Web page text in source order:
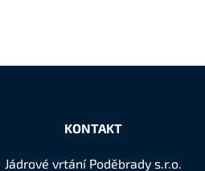
KONTAKT
Jádrové vrtání Poděbrady s.r.o.